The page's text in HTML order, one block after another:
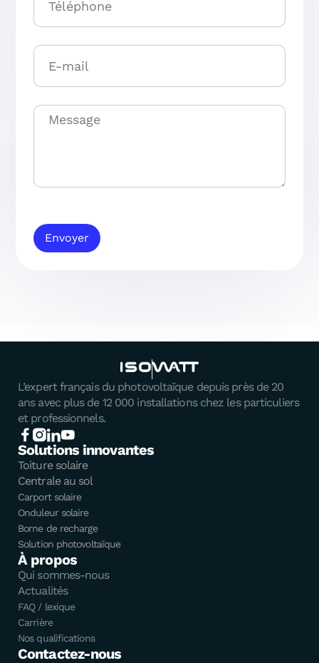
Envoyer
L’expert français du photovoltaïque depuis près de 20
ans avec plus de 12 000 installations chez les particuliers
et professionnels.
Solutions innovantes
Toiture solaire
Centrale au sol
Carport solaire
Onduleur solaire
Borne de recharge
Solution photovoltaïque
À propos
Qui sommes-nous
Actualités
FAQ / lexique
Carrière
Nos qualifications
Contactez-nous